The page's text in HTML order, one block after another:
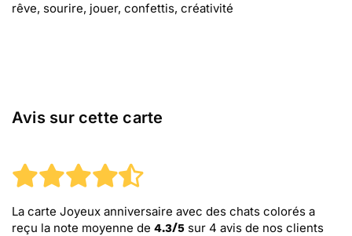
rêve, sourire, jouer, confettis, créativité
Avis sur cette carte
La carte Joyeux anniversaire avec des chats colorés a
reçu la note moyenne de 4.3/5 sur 4 avis de nos clients